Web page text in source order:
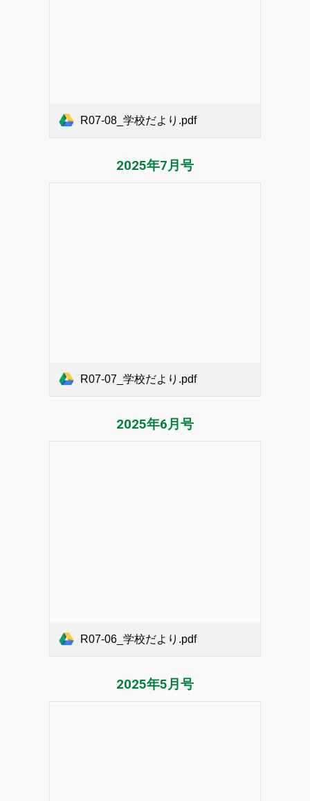
R07-08_学校だより.pdf
2025年7月号
R07-07_学校だより.pdf
2025年6月号
R07-06_学校だより.pdf
2025年5月号